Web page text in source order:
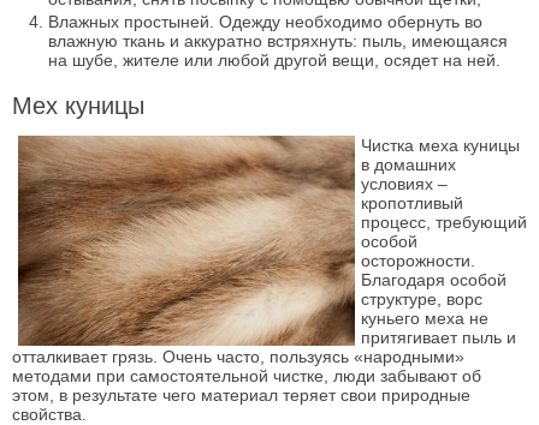
Влажных простыней. Одежду необходимо обернуть во
влажную ткань и аккуратно встряхнуть: пыль, имеющаяся
на шубе, жителе или любой другой вещи, осядет на ней.
Мех куницы
Чистка меха куницы
в домашних
условиях –
кропотливый
процесс, требующий
особой
осторожности.
Благодаря особой
структуре, ворс
куньего меха не
притягивает пыль и
отталкивает грязь. Очень часто, пользуясь «народными»
методами при самостоятельной чистке, люди забывают об
этом, в результате чего материал теряет свои природные
свойства.